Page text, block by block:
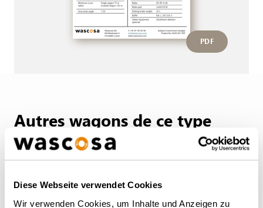
Diese Webseite verwendet Cookies
Wir verwenden Cookies, um Inhalte und Anzeigen zu
PDF
Autres wagons de ce type